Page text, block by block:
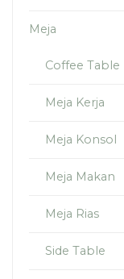
Meja
Coffee Table
Meja Kerja
Meja Konsol
Meja Makan
Meja Rias
Side Table